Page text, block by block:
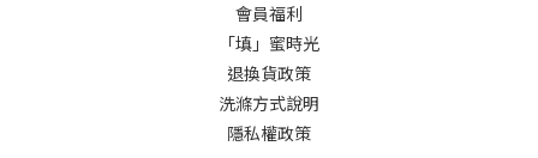
會員福利
「填」蜜時光
退換貨政策
洗滌方式說明
隱私權政策